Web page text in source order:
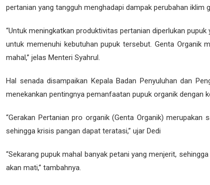
pertanian yang tangguh menghadapi dampak perubahan iklim
“Untuk meningkatkan produktivitas pertanian diperlukan
untuk memenuhi kebutuhan pupuk tersebut. Genta Organik
mahal,” jelas Menteri Syahrul.
Hal senada disampaikan Kepala Badan Penyuluhan dan
menekankan pentingnya pemanfaatan pupuk organik dengan
“Gerakan Pertanian pro organik (Genta Organik)
sehingga krisis pangan dapat teratasi,” ujar Dedi
“Sekarang pupuk mahal banyak petani yang menjerit,
akan mati,” tambahnya.